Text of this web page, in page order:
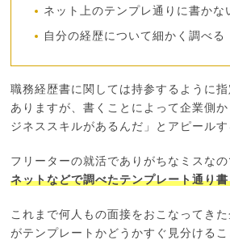
ネット上のテンプレ通りに書かな
自分の経歴について細かく調べる
職務経歴書に関しては持参するように
ありますが、書くことによって企業側
ジネススキルがあるんだ」とアピールす
フリーターの就活でありがちなミスな
ネットなどで調べたテンプレート通り
これまで何人もの面接をおこなってき
がテンプレートかどうかすぐ見分ける